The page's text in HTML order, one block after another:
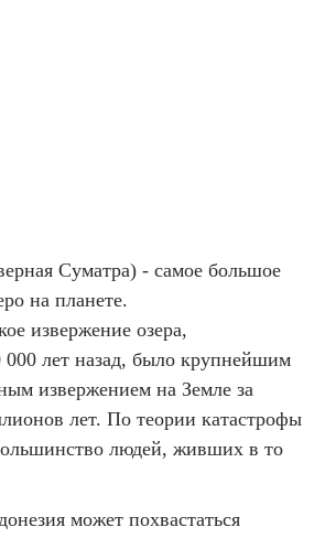
Суматра) - самое большое
на планете.
извержение озера,
лет назад, было крупнейшим
извержением на Земле за
лет. По теории катастрофы
людей, живших в то
может похвастаться